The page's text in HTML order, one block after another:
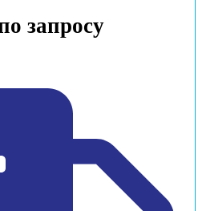
запросу